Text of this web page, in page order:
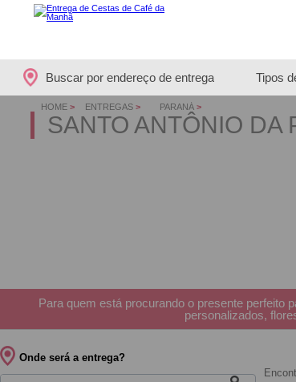
Buscar por endereço de entrega Tipos
HOME> ENTREGAS> PARANÁ>
SANTO ANTÔNIO DA
Para quem está procurando o presente perfeito
personalizados,
Onde será a entrega?